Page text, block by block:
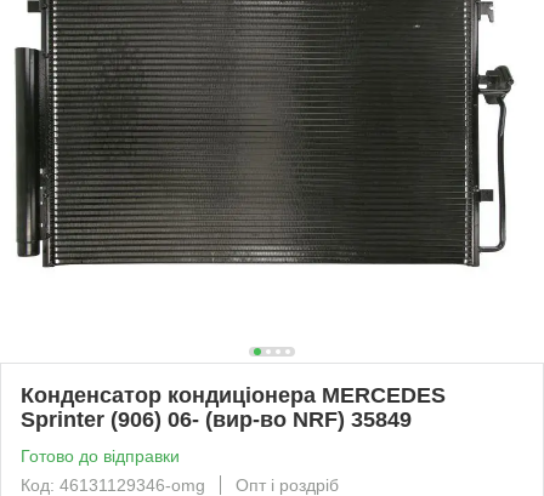
Конденсатор кондиціонера MERCEDES
Sprinter (906) 06- (вир-во NRF) 35849
Готово до відправки
Код: 46131129346-omg
Опт і роздріб